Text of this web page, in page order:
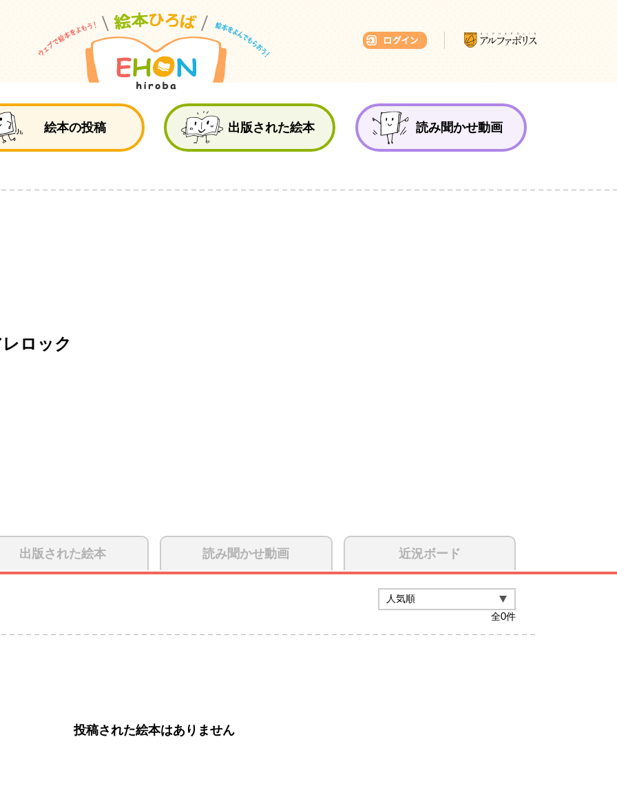
絵本の投稿 出版された絵本 読み聞かせ動画
ロック
出版された絵本 読み聞かせ動画 近況ボード
全0件
投稿された絵本はありません